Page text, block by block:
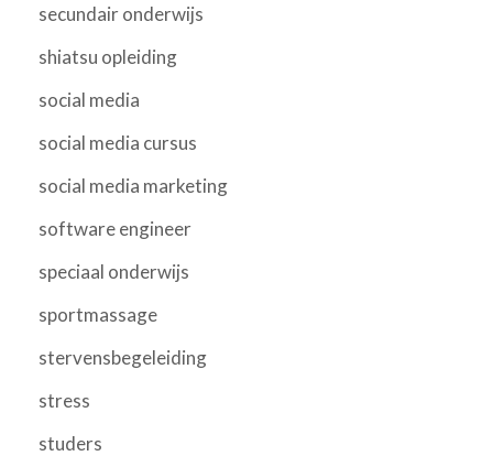
secundair onderwijs
shiatsu opleiding
social media
social media cursus
social media marketing
software engineer
speciaal onderwijs
sportmassage
stervensbegeleiding
stress
studers